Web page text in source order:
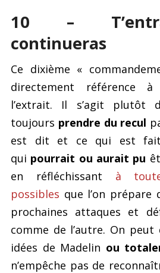
10 –
continueras
Ce dixième «
directement référence
l’extrait. Il s’agit plutôt
toujours prendre du recul
est dit et ce qui est
qui pourrait ou aurait pu
en réfléchissant à
possibles que l’on prépare
prochaines attaques et
comme de l’autre. On
idées de Madelin ou
n’empêche pas de